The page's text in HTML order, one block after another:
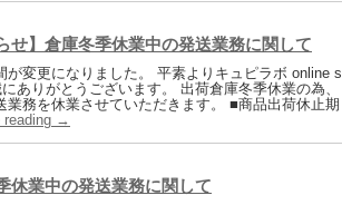
】倉庫冬季休業中の発送業務に関して
変更になりました。 平素よりキュピラボ online s
ありがとうございます。 出荷倉庫冬季休業の為、
業務を休業させていただきます。 ■商品出荷休止期
reading →
休業中の発送業務に関して